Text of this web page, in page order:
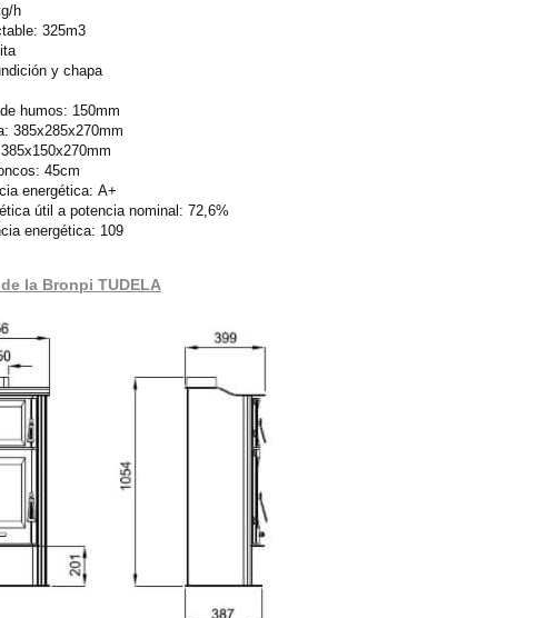
h
325m3
y chapa
humos: 150mm
385x285x270mm
45cm
energética: A+
útil a potencia nominal: 72,6%
energética: 109
la Bronpi TUDELA